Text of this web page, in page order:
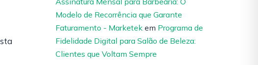
Modelo de Recorrência que Garante
Faturamento - Marketek em Programa de
Fidelidade Digital para Salão de Beleza:
Clientes que Voltam Sempre